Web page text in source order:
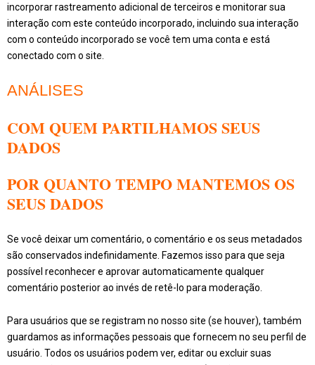
incorporar rastreamento adicional de terceiros e monitorar sua
interação com este conteúdo incorporado, incluindo sua interação
com o conteúdo incorporado se você tem uma conta e está
conectado com o site.
ANÁLISES
COM QUEM PARTILHAMOS SEUS
DADOS
POR QUANTO TEMPO MANTEMOS OS
SEUS DADOS
Se você deixar um comentário, o comentário e os seus metadados
são conservados indefinidamente. Fazemos isso para que seja
possível reconhecer e aprovar automaticamente qualquer
comentário posterior ao invés de retê-lo para moderação.
Para usuários que se registram no nosso site (se houver), também
guardamos as informações pessoais que fornecem no seu perfil de
usuário. Todos os usuários podem ver, editar ou excluir suas